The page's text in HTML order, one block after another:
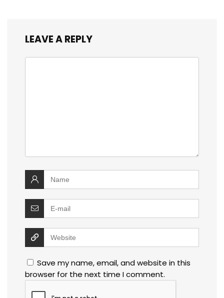
LEAVE A REPLY
Save my name, email, and website in this
browser for the next time I comment.